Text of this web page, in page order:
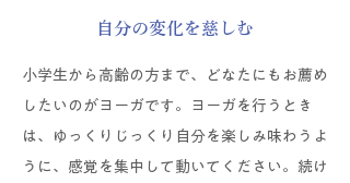
自分の変化を慈しむ
小学生から高齢の方まで、どなたにもお薦め
したいのがヨーガです。ヨーガを行うとき
は、ゆっくりじっくり自分を楽しみ味わうよ
うに、感覚を集中して動いてください。続け